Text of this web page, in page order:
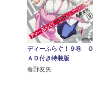
ディーふらぐ！９巻 Ｏ
ＡＤ付き特装版
春野友矢